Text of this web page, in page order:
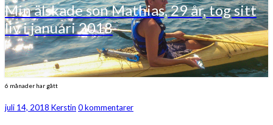
Min älskade son Mathias, 29 år, tog sitt
liv i januari 2018
6
har
6 månader har gått
juli 14, 2018 Kerstin Kommentarer
0 kommentarer